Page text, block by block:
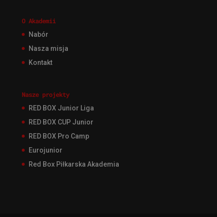
O Akademii
Nabór
Nasza misja
Kontakt
Nasze projekty
RED BOX Junior Liga
RED BOX CUP Junior
RED BOX Pro Camp
Eurojunior
Red Box Piłkarska Akademia